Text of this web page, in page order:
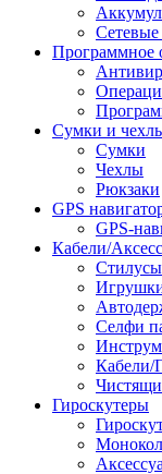
Программное
Сумки и
Сумки
Чехлы
Рюкзаки
GPS
GPS-
Кабели/
Стилусы
Селфи
Кабели/
Гироскутеры